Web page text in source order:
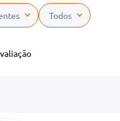
avaliação
Todos